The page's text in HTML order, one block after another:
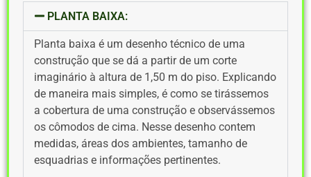
PLANTA BAIXA:
Planta baixa é um desenho técnico de uma
construção que se dá a partir de um corte
imaginário à altura de 1,50 m do piso. Explicando
de maneira mais simples, é como se tirássemos
a cobertura de uma construção e observássemos
os cômodos de cima. Nesse desenho contem
medidas, áreas dos ambientes, tamanho de
esquadrias e informações pertinentes.